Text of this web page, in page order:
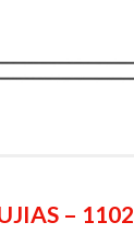
– 1102